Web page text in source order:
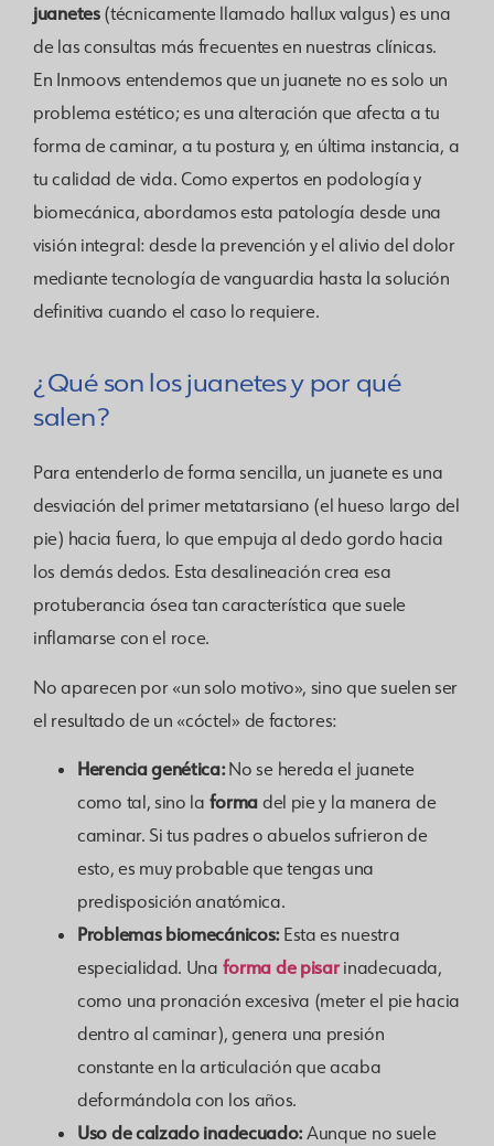
juanetes(técnicamente llamado hallux valgus) es una
de las consultas más frecuentes en nuestras clínicas.
En Inmoovs entendemos que un juanete no es solo un
problema estético; es una alteración que afecta a tu
forma de caminar, a tu postura y, en última instancia, a
tu calidad de vida. Como expertos en podología y
biomecánica, abordamos esta patología desde una
visión integral: desde la prevención y el alivio del dolor
mediante tecnología de vanguardia hasta la solución
definitiva cuando el caso lo requiere.
¿Qué son los juanetes y por qué
salen?
Para entenderlo de forma sencilla, un juanete es una
desviación del primer metatarsiano (el hueso largo del
pie) hacia fuera, lo que empuja al dedo gordo hacia
los demás dedos. Esta desalineación crea esa
protuberancia ósea tan característica que suele
inflamarse con el roce.
No aparecen por «un solo motivo», sino que suelen ser
el resultado de un «cóctel» de factores:
Herencia genética:No se hereda el juanete
como tal, sino la forma del pie y la manera de
caminar. Si tus padres o abuelos sufrieron de
esto, es muy probable que tengas una
predisposición anatómica.
Problemas biomecánicos:Esta es nuestra
especialidad. Una forma de pisarinadecuada,
como una pronación excesiva (meter el pie hacia
dentro al caminar), genera una presión
constante en la articulación que acaba
deformándola con los años.
Uso de calzado inadecuado:Aunque no suele